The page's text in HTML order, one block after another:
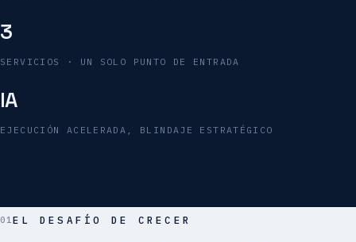
3
SERVICIOS · UN SOLO PUNTO DE ENTRADA
IA
EJECUCIÓN ACELERADA, BLINDAJE ESTRATÉGICO
EL DESAFÍO DE CRECER